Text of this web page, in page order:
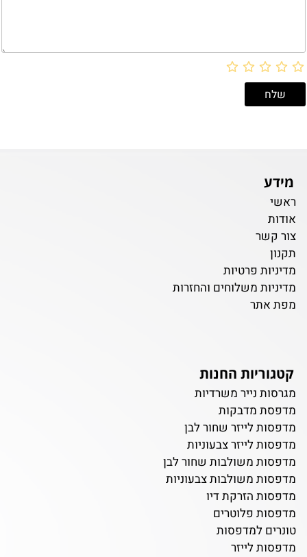
מידע
ראשי
אודות
צור קשר
תקנון
מדיניות פרטיות
מדיניות משלוחים והחזרות
מפת אתר
קטגוריות החנות
מגרסות נייר משרדיות
מדפסת מדבקות
מדפסות לייזר שחור לבן
מדפסות לייזר צבעוניות
מדפסות משולבות שחור לבן
מדפסות משולבות צבעוניות
מדפסות הזרקת דיו
מדפסות פלוטרים
טונרים למדפסות
מדפסות לייזר